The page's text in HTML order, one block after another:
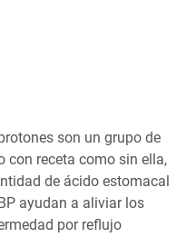
son un grupo de
con receta como sin ella,
de ácido estomacal
ayudan a aliviar los
por reflujo